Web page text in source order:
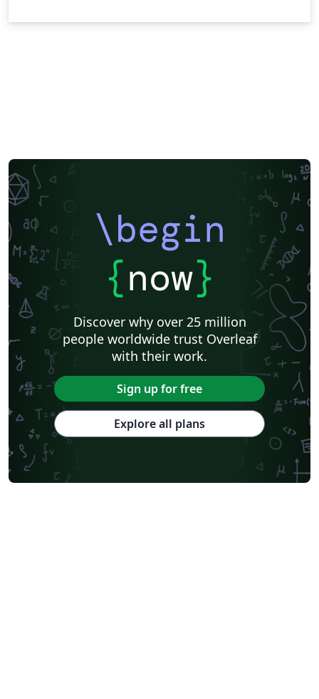
\begin
{now}
Discover why over 25 million
people worldwide trust Overleaf
with their work.
Sign up for free
Explore all plans